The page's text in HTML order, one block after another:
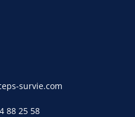
survie.com
88 25 58